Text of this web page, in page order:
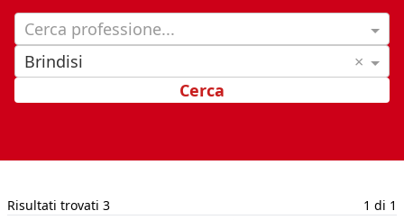
Cerca professione...
Brindisi
×
Cerca
Risultati trovati 3 1 di 1